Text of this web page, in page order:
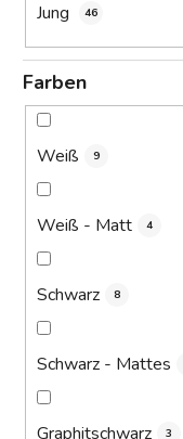
Jung 46
Farben
Weiß 9
Weiß - Matt 4
Schwarz 8
Schwarz - Mattes
Graphitschwarz 3